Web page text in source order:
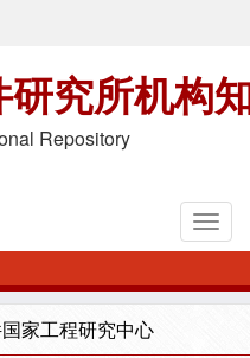
究所机构
Repository
家工程研究中心